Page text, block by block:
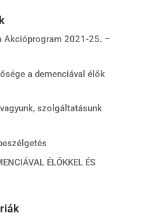
Akcióprogram 2021-25. –
a demenciával élők
szolgáltatásunk
ÉLŐKKEL ÉS